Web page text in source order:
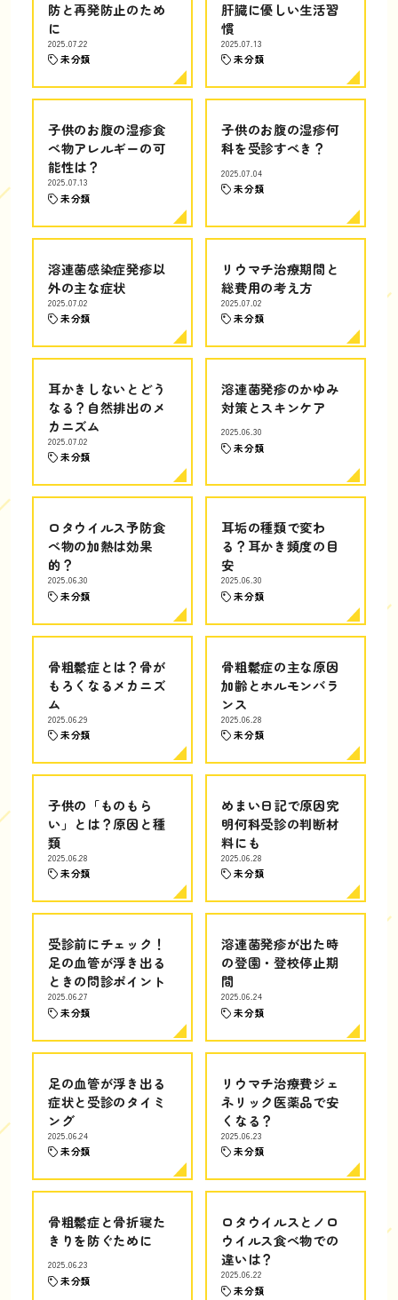
防と再発防止のため
に
2025.07.22
未分類
肝臓に優しい生活習
慣
2025.07.13
未分類
子供のお腹の湿疹食
べ物アレルギーの可
能性は？
2025.07.13
未分類
子供のお腹の湿疹何
科を受診すべき？
2025.07.04
未分類
溶連菌感染症発疹以
外の主な症状
2025.07.02
未分類
リウマチ治療期間と
総費用の考え方
2025.07.02
未分類
耳かきしないとどう
なる？自然排出のメ
カニズム
2025.07.02
未分類
溶連菌発疹のかゆみ
対策とスキンケア
2025.06.30
未分類
ロタウイルス予防食
べ物の加熱は効果
的？
2025.06.30
未分類
耳垢の種類で変わ
る？耳かき頻度の目
安
2025.06.30
未分類
骨粗鬆症とは？骨が
もろくなるメカニズ
ム
2025.06.29
未分類
骨粗鬆症の主な原因
加齢とホルモンバラ
ンス
2025.06.28
未分類
子供の「ものもら
い」とは？原因と種
類
2025.06.28
未分類
めまい日記で原因究
明何科受診の判断材
料にも
2025.06.28
未分類
受診前にチェック！
足の血管が浮き出る
ときの問診ポイント
2025.06.27
未分類
溶連菌発疹が出た時
の登園・登校停止期
間
2025.06.24
未分類
足の血管が浮き出る
症状と受診のタイミ
ング
2025.06.24
未分類
リウマチ治療費ジェ
ネリック医薬品で安
くなる？
2025.06.23
未分類
骨粗鬆症と骨折寝た
きりを防ぐために
2025.06.23
未分類
ロタウイルスとノロ
ウイルス食べ物での
違いは？
2025.06.22
未分類